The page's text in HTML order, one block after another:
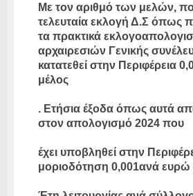
Με τον αριθμό των μελών,
τελευταία εκλογή Δ.Σ όπως
τα πρακτικά
αρχαιρεσιών Γενικής
κατατεθεί στην Περιφέρεια
μέλος
. Ετήσια έξοδα όπως αυτά
στον απολογισμό 2024 που
έχει υποβληθεί στην
μοριοδότηση 0,001ανά ευρώ